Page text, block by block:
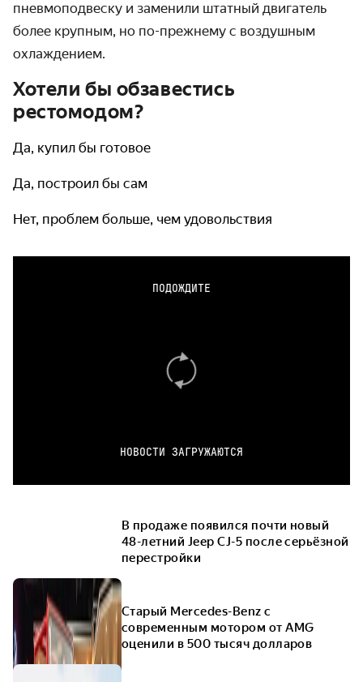
пневмоподвеску и заменили штатный двигатель
более крупным, но по-прежнему с воздушным
охлаждением.
Хотели бы обзавестись
рестомодом?
Да, купил бы готовое
Да, построил бы сам
Нет, проблем больше, чем удовольствия
ПОДОЖДИТЕ
НОВОСТИ ЗАГРУЖАЮТСЯ
В продаже появился почти новый
48-летний Jeep CJ-5 после серьёзной
перестройки
Старый Mercedes-Benz с
современным мотором от AMG
оценили в 500 тысяч долларов